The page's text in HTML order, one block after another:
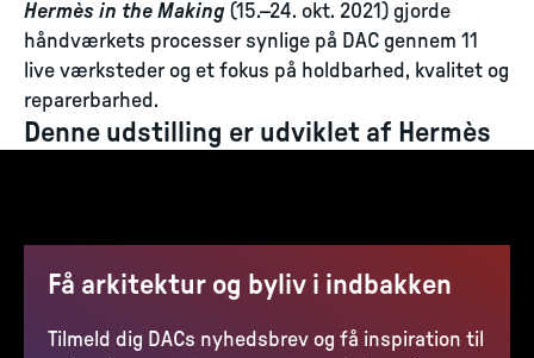
Hermès in the Making (15.–24. okt. 2021) gjorde
håndværkets processer synlige på DAC gennem 11
live værksteder og et fokus på holdbarhed, kvalitet og
reparerbarhed.
Denne udstilling er udviklet af Hermès
Få arkitektur og byliv i indbakken
Tilmeld dig DACs nyhedsbrev og få inspiration til